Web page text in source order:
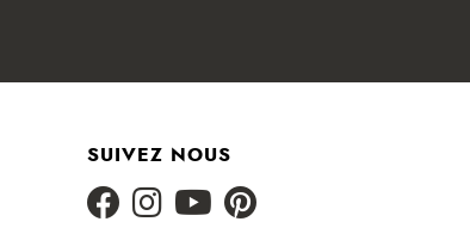
SUIVEZ NOUS